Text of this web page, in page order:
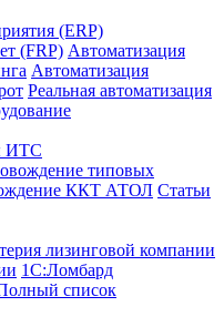
(ERP)
(FRP) Автоматизация
Автоматизация
Реальная автоматизация
ИТС
типовых
ККТ АТОЛ Статьи
лизинговой компании
1С:Ломбард
список